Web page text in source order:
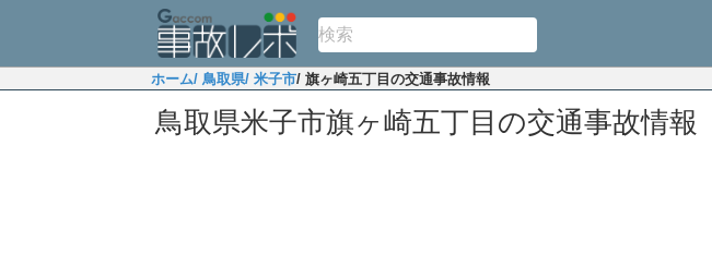
ホーム/ 鳥取県/ 米子市/ 旗ヶ崎五丁目の交通事故情報
鳥取県米子市旗ヶ崎五丁目の交通事故情報